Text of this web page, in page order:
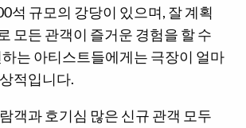
석 규모의 강당이 있으며, 잘 계획
모든 관객이 즐거운 경험을 할 수
는 아티스트들에게는 극장이 얼마
적입니다.
객과 호기심 많은 신규 관객 모두